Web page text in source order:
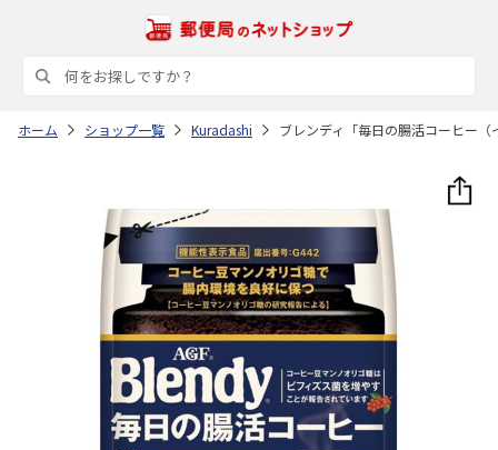
ホーム ショップ一覧 Kuradashi ブレンディ「毎日の腸活コーヒー